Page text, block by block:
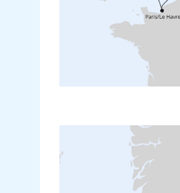
München
Münster/Osnabrück
Salzburg
Malta
Montego
Rom/
San
Seychellen